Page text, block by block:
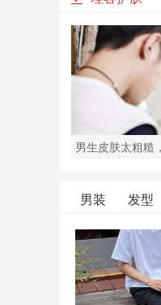
男装 发型